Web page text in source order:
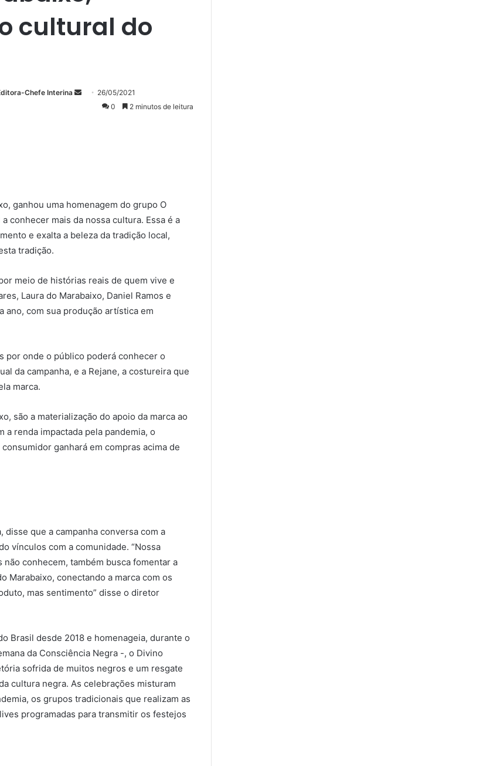
cultural do
Chefe Interina
Mande26/05/2021
0
2 minutos de leitura
ganhou uma homenagem do grupo O
conhecer mais da nossa cultura. Essa é a
e exalta a beleza da tradição local,
tradição.
meio de histórias reais de quem vive e
Laura do Marabaixo, Daniel Ramos e
ano, com sua produção artística em
por onde o público poderá conhecer o
da campanha, e a Rejane, a costureira que
marca.
são a materialização do apoio da marca ao
renda impactada pela pandemia, o
ganhará em compras acima de
que a campanha conversa com a
vínculos com a comunidade. “Nossa
conhecem, também busca fomentar a
Marabaixo, conectando a marca com os
mas sentimento” disse o diretor
Brasil desde 2018 e homenageia, durante o
da Consciência Negra -, o Divino
sofrida de muitos negros e um resgate
cultura negra. As celebrações misturam
os grupos tradicionais que realizam as
programadas para transmitir os festejos